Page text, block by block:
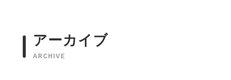
アーカイブ
ARCHIVE